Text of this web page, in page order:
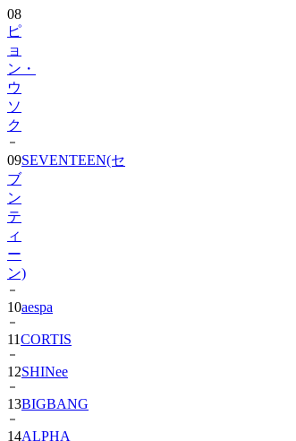
08
ピ
ョ
ン・
ウ
ソ
ク
09SEVENTEEN(セ
ブ
ン
テ
ィ
ー
ン)
10aespa
11CORTIS
12SHINee
13BIGBANG
14ALPHA